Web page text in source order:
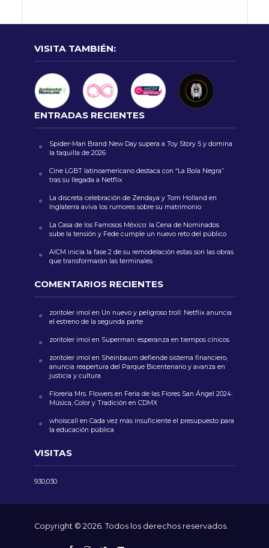
VISITA TAMBIÉN:
ENTRADAS RECIENTES
Spider-Man Brand New Day supera a Toy Story 5 y domina
la taquilla de 2026
Cine LGBT latinoamericano destaca con “La Bola Negra”
tras su llegada a Netflix
La discreta celebración de Zendaya y Tom Holland en
Inglaterra aviva los rumores sobre su matrimonio
La Casa de los Famosos México: la Cena de Nominados
sube la tensión y Fede cumple un nuevo reto del público
AICM inicia la fase 2 de su remodelación estas son las obras
que transformarán las terminales
COMENTARIOS RECIENTES
zoritoler imol en Un nuevo y peligroso troll: Netflix anuncia
el estreno de la segunda parte
zoritoler imol en Superman: esperanza en tiempos cínicos
zoritoler imol en Sheinbaum defiende sistema financiero,
anuncia reapertura del Parque Bicentenario y avanza en
justicia y cultura
Florería Mrs. Flowersen Feria de las Flores San Ángel 2024:
Música, Color y Tradición en CDMX
whoiscall en Cada vez más insuficiente el presupuesto para
la educación pública
VISITAS
930,030
Copyright © 2026. Todos los derechos reservados.